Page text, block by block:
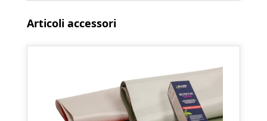
Salta la galleria dei prodotti
Articoli accessori